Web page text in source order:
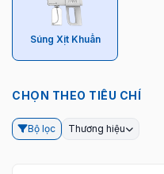
Súng Xịt Khuẩn
CHỌN THEO TIÊU CHÍ
Bộ lọc Thương hiệu